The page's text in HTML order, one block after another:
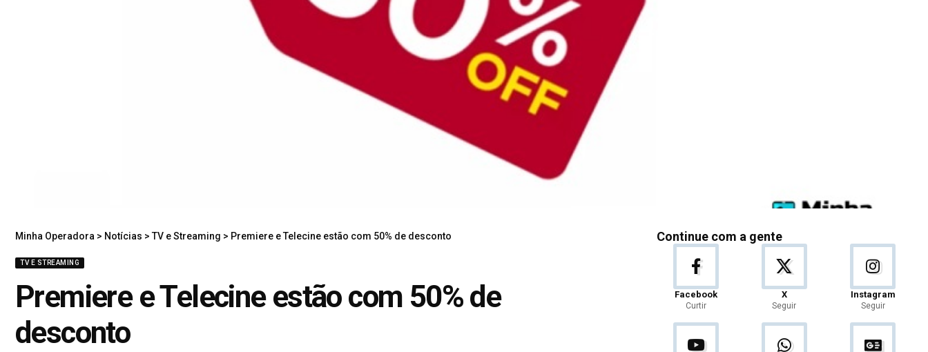
Minha Operadora > Notícias > TV e Streaming > Premiere e Telecine estão com 50% de desconto
TV E STREAMING
Premiere e Telecine estão com 50% de
desconto
Continue com a gente
Facebook
Curtir
X
Seguir
Instagram
Seguir